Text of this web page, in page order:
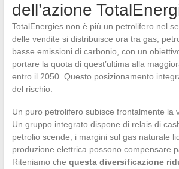
dell’azione
TotalEnergies non è più un petrolifero nel
delle vendite si distribuisce ora tra gas,
basse emissioni di carbonio, con un
portare la quota di quest’ultima alla
entro il 2050. Questo posizionamento
del rischio.
Un puro petrolifero subisce frontalmente la
Un gruppo integrato dispone di relais di
petrolio scende, i margini sul gas naturale
produzione elettrica possono compensare
Riteniamo che questa diversificazione